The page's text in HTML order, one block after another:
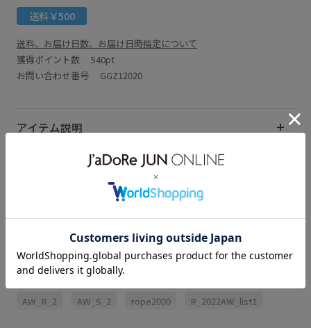
送料￥500
送料、お届け日数、お届け日時指定について
獲得ポイント数 540pt
お問い合わせ番号 GGZ12020
アイテム説明
サイズ・素材・お手入れ方法
22AW_ROPÉ 24SS40
AW_R_2 AW_S_2 rope2000 R_2022AW_list1